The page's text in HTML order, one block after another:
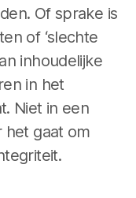
Of sprake is
of ‘slechte
inhoudelijke
in het
Niet in een
het gaat om